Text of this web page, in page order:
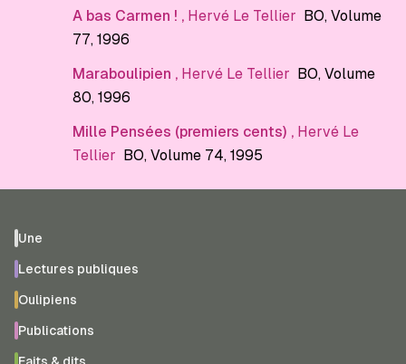
A bas Carmen ! , Hervé Le Tellier BO, Volume
77, 1996
Maraboulipien , Hervé Le Tellier BO, Volume
80, 1996
Mille Pensées (premiers cents) , Hervé Le
Tellier
BO, Volume 74, 1995
Une
Lectures publiques
Oulipiens
Publications